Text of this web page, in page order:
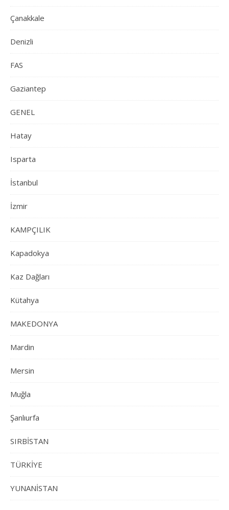
Çanakkale
Denizli
FAS
Gaziantep
GENEL
Hatay
Isparta
İstanbul
İzmir
KAMPÇILIK
Kapadokya
Kaz Dağları
Kütahya
MAKEDONYA
Mardin
Mersin
Muğla
Şanlıurfa
SIRBİSTAN
TÜRKİYE
YUNANİSTAN